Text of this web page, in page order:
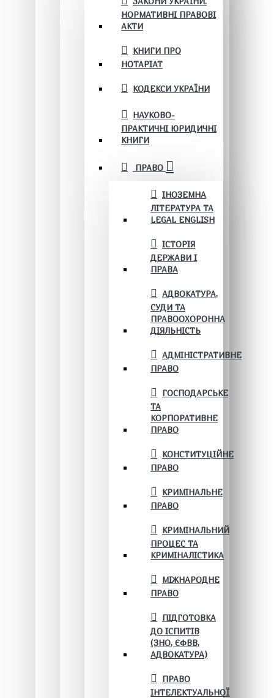
НОРМАТИВНІ ПРАВОВІ
АКТИ
КНИГИ ПРО
НОТАРІАТ
КОДЕКСИ УКРАЇНИ
НАУКОВО-
ПРАКТИЧНІ ЮРИДИЧНІ
КНИГИ
ПРАВО
ІНОЗЕМНА
ЛІТЕРАТУРА ТА
LEGAL ENGLISH
ІСТОРІЯ
ДЕРЖАВИ І
ПРАВА
АДВОКАТУРА,
СУДИ ТА
ПРАВООХОРОННА
ДІЯЛЬНІСТЬ
АДМІНІСТРАТИВНЕ
ПРАВО
ГОСПОДАРСЬКЕ
ТА
КОРПОРАТИВНЕ
ПРАВО
КОНСТИТУЦІЙНЕ
ПРАВО
КРИМІНАЛЬНЕ
ПРАВО
КРИМІНАЛЬНИЙ
ПРОЦЕС ТА
КРИМІНАЛІСТИКА
МІЖНАРОДНЕ
ПРАВО
ПІДГОТОВКА
ДО ІСПИТІВ
(ЗНО, ЄФВВ,
АДВОКАТУРА)
ПРАВО
ІНТЕЛЕКТУАЛЬНОЇ